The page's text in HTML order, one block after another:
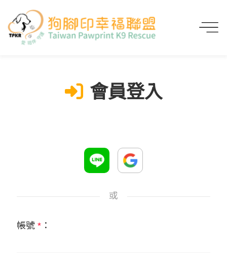
會員登入
或
帳號 * ：